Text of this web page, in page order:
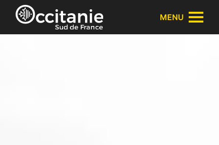
Panneau de gestion des cookies
MENU